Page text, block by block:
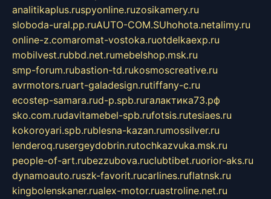
analitikaplus.ruspyonline.ruzosikamery.ru
sloboda-ural.pp.ruAUTO-COM.SUhohota.netalimy.ru
online-z.comaromat-vostoka.ruotdelkaexp.ru
mobilvest.rubbd.net.rumebelshop.msk.ru
smp-forum.rubastion-td.rukosmoscreative.ru
avrmotors.ruart-galadesign.rutiffany-c.ru
ecostep-samara.rud-p.spb.ruгалактика73.рф
sko.com.rudavitamebel-spb.rufotsis.rutesiaes.ru
kokoroyari.spb.rublesna-kazan.rumossilver.ru
lenderoq.rusergeydobrin.rutochkazvuka.msk.ru
people-of-art.rubezzubova.ruclubtibet.ruorior-aks.ru
dynamoauto.ruszk-favorit.rucarlines.ruflatnsk.ru
kingbolenskaner.rualex-motor.ruastroline.net.ru